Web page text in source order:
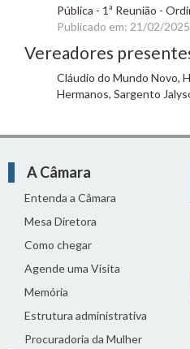
Pública - 1ª Reunião -
Publicado em: 21/02/
Vereadores
Cláudio do Mundo Novo,
Hermanos, Sargento
A Câmara
Entenda a Câmara
Mesa Diretora
Como chegar
Agende uma Visita
Memória
Estrutura administrativa
Procuradoria da Mulher